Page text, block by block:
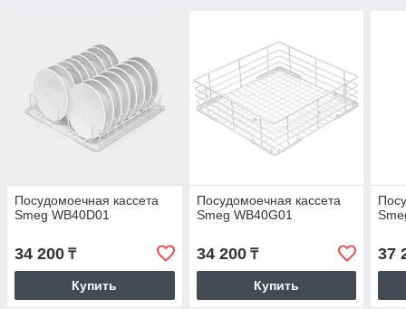
Посудомоечная кассета
Smeg WB40D01
34 200 ₸
Купить
Посудомоечная кассета
Smeg WB40G01
34 200₸
Купить
37